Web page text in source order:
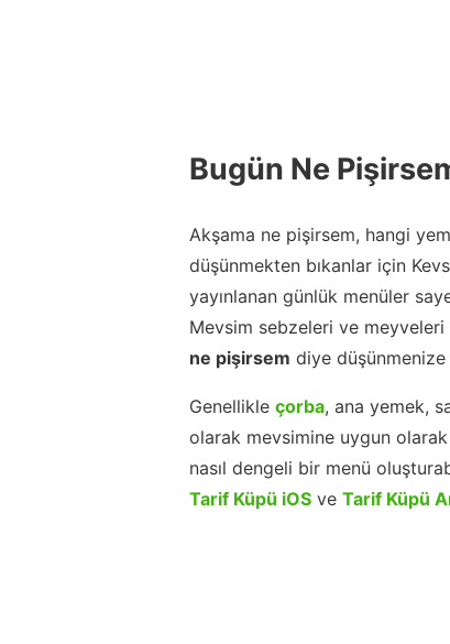
Bugün Ne
Akşama ne pişirsem, hangi
düşünmekten bıkanlar için
yayınlanan günlük menüler
Mevsim sebzeleri ve meyveleri
ne pişirsem diye düşünmenize
Genellikle çorba, ana yemek,
olarak mevsimine uygun olarak
nasıl dengeli bir menü
Tarif Küpü iOS ve Tarif Küpü